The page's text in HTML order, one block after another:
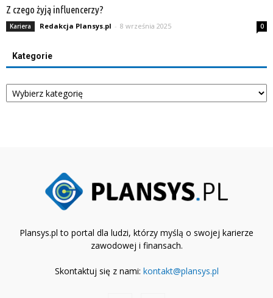
Z czego żyją influencerzy?
Kariera Redakcja Plansys.pl - 8 września 2025 0
Kategorie
Kategorie
Plansys.pl to portal dla ludzi, którzy myślą o swojej karierze
zawodowej i finansach.
Skontaktuj się z nami: kontakt@plansys.pl